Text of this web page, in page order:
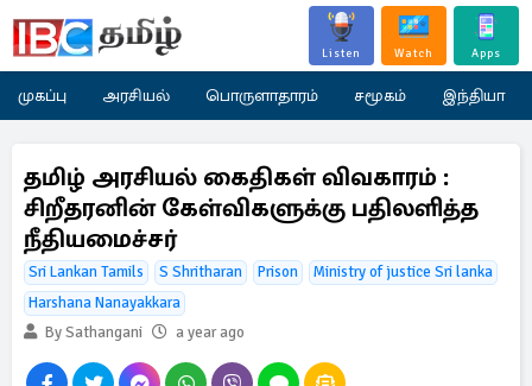
Listen Watch Apps
முகப்பு அரசியல் பொருளாதாரம் சமூகம் இந்தியா
தமிழ் அரசியல் கைதிகள் விவகாரம் :
சிறீதரனின் கேள்விகளுக்கு பதிலளித்த
நீதியமைச்சர்
Sri Lankan Tamils S Shritharan Prison
Ministry of justice Sri lanka
Harshana Nanayakkara
By Sathangani
a year ago